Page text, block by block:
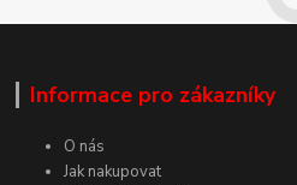
Informace pro zákazníky
O nás
Jak nakupovat